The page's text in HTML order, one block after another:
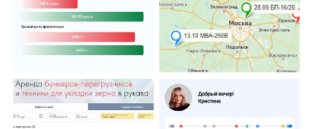
урожая
Расчеты для посевной
компании
Управление
логистическими
потоками